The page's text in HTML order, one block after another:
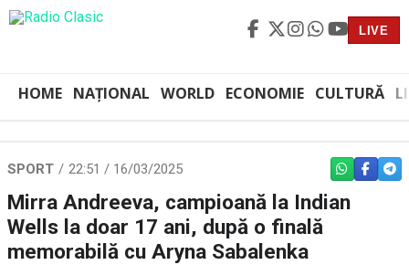
LIVE
HOME NAȚIONAL WORLD ECONOMIE CULTURĂ
SPORT 22:51 / 16/03/2025 WHATSAPP
Mirra Andreeva, campioană la Indian
Wells la doar 17 ani, după o finală
memorabilă cu Aryna Sabalenka